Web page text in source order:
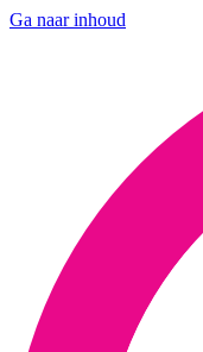
Ga naar inhoud